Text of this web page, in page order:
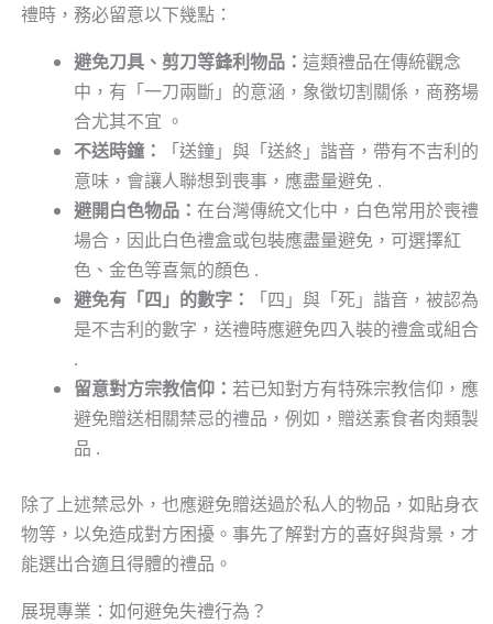
禮時，務必留意以下幾點：
避免刀具、剪刀等鋒利物品： 這類禮品在傳統觀念
中，有「一刀兩斷」的意涵，象徵切割關係，商務場
合尤其不宜 。
不送時鐘：
「送鐘」與「送終」諧音，帶有不吉利的
意味，會讓人聯想到喪事，應盡量避免 .
避開白色物品： 在台灣傳統文化中，白色常用於喪禮
場合，因此白色禮盒或包裝應盡量避免，可選擇紅
色、金色等喜氣的顏色 .
避免有「四」的數字：
「四」與「死」諧音，被認為
是不吉利的數字，送禮時應避免四入裝的禮盒或組合
.
留意對方宗教信仰： 若已知對方有特殊宗教信仰，應
避免贈送相關禁忌的禮品，例如，贈送素食者肉類製
品 .
除了上述禁忌外，也應避免贈送過於私人的物品，如貼身衣
物等，以免造成對方困擾。事先了解對方的喜好與背景，才
能選出合適且得體的禮品。
展現專業：如何避免失禮行為？